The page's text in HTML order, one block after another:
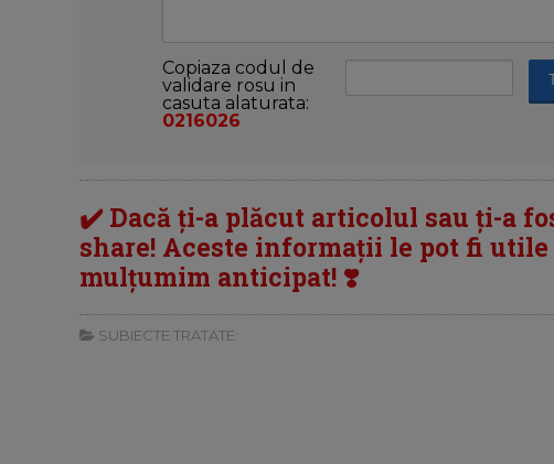
Copiaza codul de
validare rosu in
casuta alaturata:
0216026
✔️ Dacă ți-a plăcut articolul sau ți-a
share! Aceste informații le pot fi
mulțumim anticipat! ❣️
SUBIECTE TRATATE: